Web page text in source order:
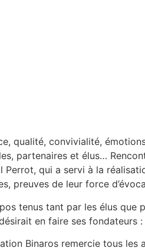
qualité, convivialité,
partenaires et élus…
Perrot, qui a servi à la
preuves de leur force
tenus tant par les élus que
en faire ses fondateurs
Binaros remercie tous